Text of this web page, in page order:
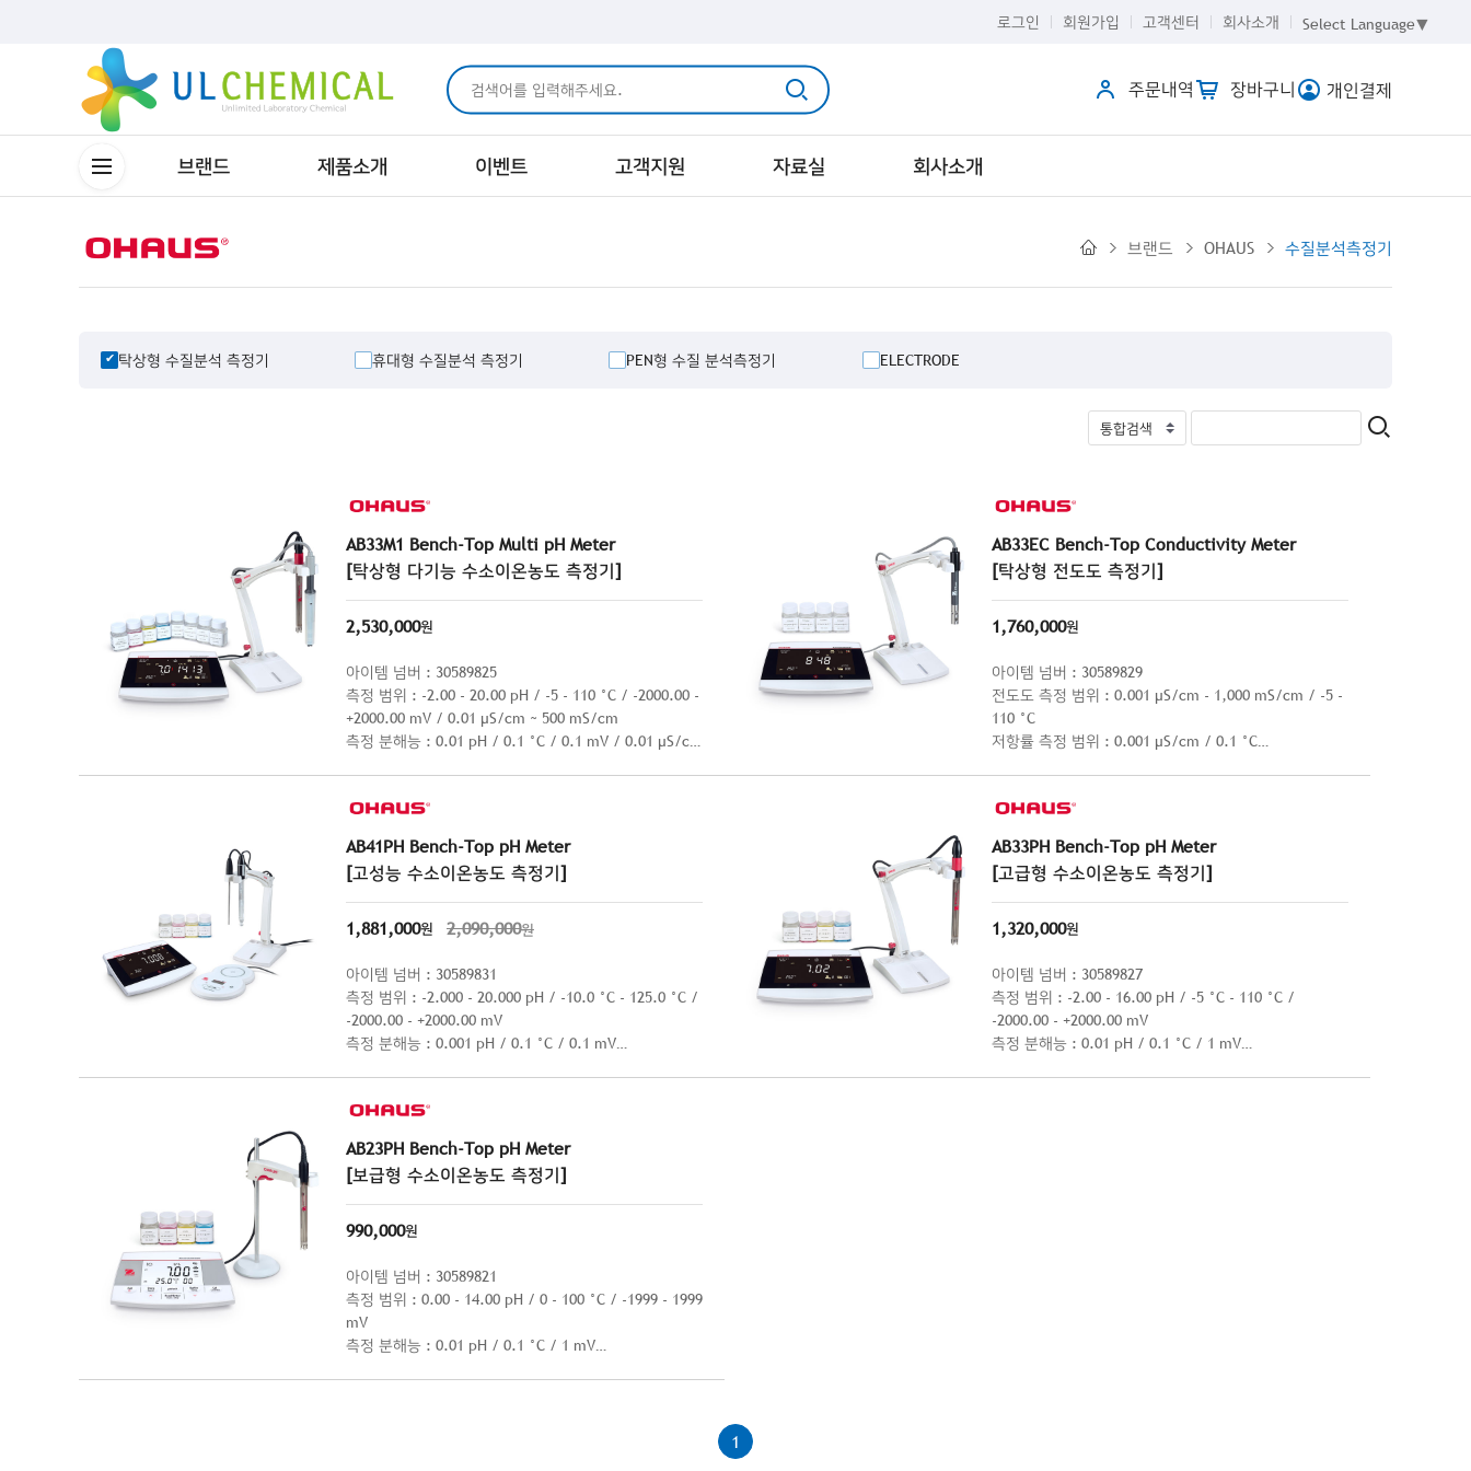
로그인 회원가입 고객센터 회사소개 Select Language▼
주문내역 장바구니 개인결제
브랜드 제품소개 이벤트 고객지원 자료실 회사소개
브랜드 OHAUS 수질분석측정기
탁상형 수질분석 측정기 휴대형 수질분석 측정기 PEN형 수질 분석측정기 ELECTRODE
AB33M1 Bench-Top Multi pH Meter
[탁상형 다기능 수소이온농도 측정기]
2,530,000원
아이템 넘버 : 30589825
측정 범위 : -2.00 - 20.00 pH / -5 - 110 °C / -2000.00 -
+2000.00 mV / 0.01 μS/cm ~ 500 mS/cm
측정 분해능 : 0.01 pH / 0.1 °C / 0.1 mV / 0.01 μS/cm
AB33EC Bench-Top Conductivity Meter
[탁상형 전도도 측정기]
1,760,000원
아이템 넘버 : 30589829
전도도 측정 범위 : 0.001 μS/cm - 1,000 mS/cm / -5 -
110 °C
저항률 측정 범위 : 0.001 μS/cm / 0.1 °C
AB41PH Bench-Top pH Meter
[고성능 수소이온농도 측정기]
1,881,000원 2,090,000원
아이템 넘버 : 30589831
측정 범위 : -2.000 - 20.000 pH / -10.0 °C - 125.0 °C /
-2000.00 - +2000.00 mV
측정 분해능 : 0.001 pH / 0.1 °C / 0.1 mV
AB33PH Bench-Top pH Meter
[고급형 수소이온농도 측정기]
1,320,000원
아이템 넘버 : 30589827
측정 범위 : -2.00 - 16.00 pH / -5 °C - 110 °C /
-2000.00 - +2000.00 mV
측정 분해능 : 0.01 pH / 0.1 °C / 1 mV
AB23PH Bench-Top pH Meter
[보급형 수소이온농도 측정기]
990,000원
아이템 넘버 : 30589821
측정 범위 : 0.00 - 14.00 pH / 0 - 100 °C / -1999 - 1999
mV
측정 분해능 : 0.01 pH / 0.1 °C / 1 mV
1